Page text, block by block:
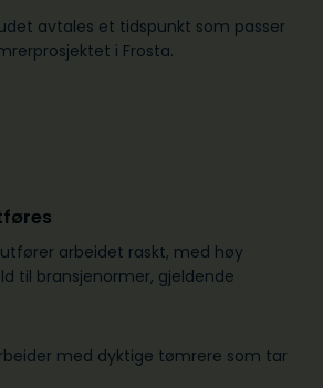
avtales et tidspunkt som passer
i Frosta.
arbeidet raskt, med høy
til bransje­normer, gjeldende
med dyktige tømrere som tar